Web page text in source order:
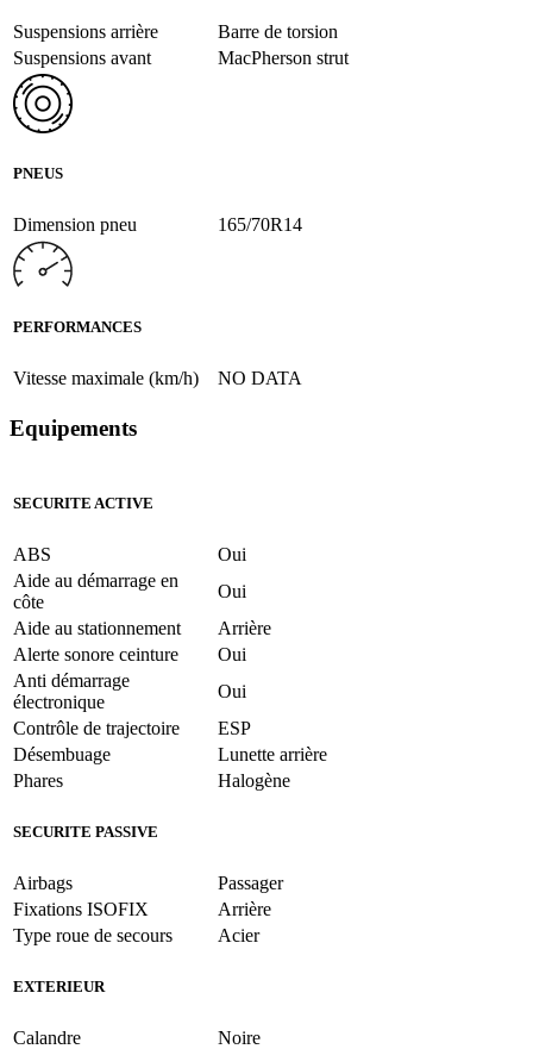
Suspensions arrière
Barre de torsion
Suspensions avant
MacPherson strut
PNEUS
Dimension pneu 165/70R14
PERFORMANCES
Vitesse maximale (km/h) NO DATA
Equipements
SECURITE ACTIVE
ABS
Oui
Aide au démarrage en
côte
Oui
Aide au stationnement
Arrière
Alerte sonore ceinture
Oui
Anti démarrage
électronique
Oui
Contrôle de trajectoire
ESP
Désembuage
Lunette arrière
Phares
Halogène
SECURITE PASSIVE
Airbags
Passager
Fixations ISOFIX
Arrière
Type roue de secours
Acier
EXTERIEUR
Calandre
Noire